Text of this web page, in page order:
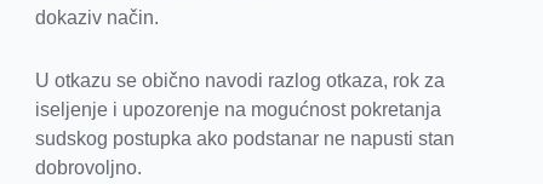
dokaziv način.
U otkazu se obično navodi razlog otkaza, rok za
iseljenje i upozorenje na mogućnost pokretanja
sudskog postupka ako podstanar ne napusti stan
dobrovoljno.